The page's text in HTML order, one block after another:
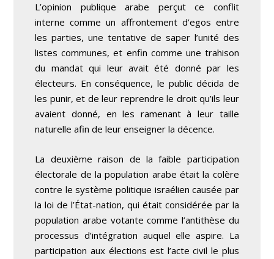
L’opinion publique arabe perçut ce conflit
interne comme un affrontement d’egos entre
les parties, une tentative de saper l’unité des
listes communes, et enfin comme une trahison
du mandat qui leur avait été donné par les
électeurs. En conséquence, le public décida de
les punir, et de leur reprendre le droit qu’ils leur
avaient donné, en les ramenant à leur taille
naturelle afin de leur enseigner la décence.
La deuxième raison de la faible participation
électorale de la population arabe était la colère
contre le système politique israélien causée par
la loi de l’État-nation, qui était considérée par la
population arabe votante comme l’antithèse du
processus d’intégration auquel elle aspire. La
participation aux élections est l’acte civil le plus